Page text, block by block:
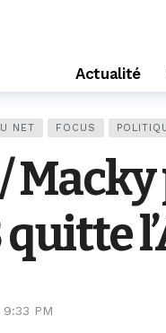
Actualité
NET FOCUS
Macky
quitte
PM